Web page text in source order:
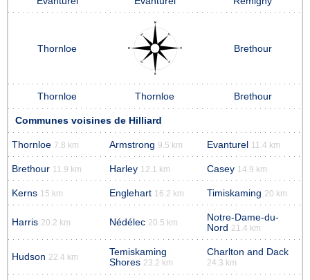
Thornloe Brethour
Thornloe Thornloe Brethour
Communes voisines de Hilliard
Thornloe 7.8 km Armstrong 9.5 km Evanturel 11.4 km
Brethour 11.9 km Harley 12.1 km Casey 14.9 km
Kerns 15 km Englehart 16.2 km Timiskaming 20 km
Harris 20.2 km Nédélec 20.5 km
Notre-Dame-du-
Nord 21.4 km
Hudson 22.4 km
Temiskaming
Shores 23.2 km
Charlton and Dack
24.3 km